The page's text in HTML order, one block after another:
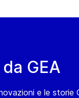
GEA
e le storie